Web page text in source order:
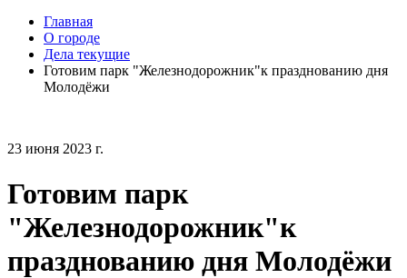
Главная
О городе
Дела текущие
Готовим парк "Железнодорожник"к празднованию дня
Молодёжи
23 июня 2023 г.
Готовим парк
"Железнодорожник"к
празднованию дня Молодёжи